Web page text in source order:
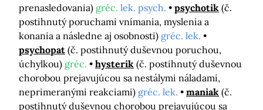
prenasledovania) gréc. lek. psych. psychotik (č.
postihnutý poruchami vnímania, myslenia a
konania a následne aj osobnosti) gréc. lek.
psychopat (č. postihnutý duševnou poruchou,
úchylkou) gréc. hysterik (č. postihnutý duševnou
chorobou prejavujúcou sa nestálymi náladami,
neprimeranými reakciami) gréc. lek. maniak (č.
postihnutý duševnou chorobou prejavujúcou sa